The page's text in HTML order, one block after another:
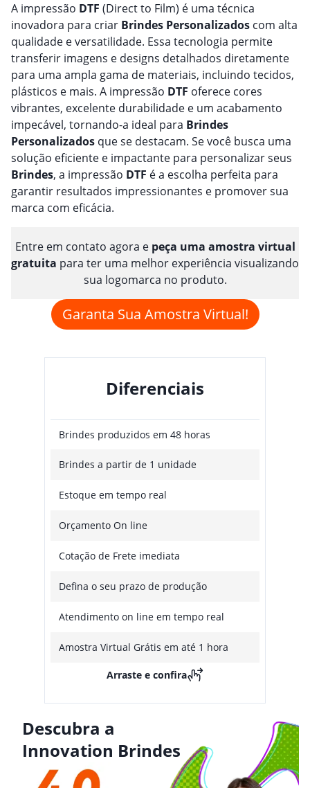
A impressão DTF (Direct to Film) é uma técnica
inovadora para criar Brindes Personalizados com alta
qualidade e versatilidade. Essa tecnologia permite
transferir imagens e designs detalhados diretamente
para uma ampla gama de materiais, incluindo tecidos,
plásticos e mais. A impressão DTF oferece cores
vibrantes, excelente durabilidade e um acabamento
impecável, tornando-a ideal para Brindes
Personalizados que se destacam. Se você busca uma
solução eficiente e impactante para personalizar seus
Brindes, a impressão DTF é a escolha perfeita para
garantir resultados impressionantes e promover sua
marca com eficácia.
Entre em contato agora e peça uma amostra virtual
gratuita para ter uma melhor experiência visualizando
sua logomarca no produto.
Garanta Sua Amostra Virtual!
Diferenciais
Brindes produzidos em 48 horas
Brindes a partir de 1 unidade
Estoque em tempo real
Orçamento On line
Cotação de Frete imediata
Defina o seu prazo de produção
Atendimento on line em tempo real
Amostra Virtual Grátis em até 1 hora
Arraste e confira
Descubra a
Innovation Brindes